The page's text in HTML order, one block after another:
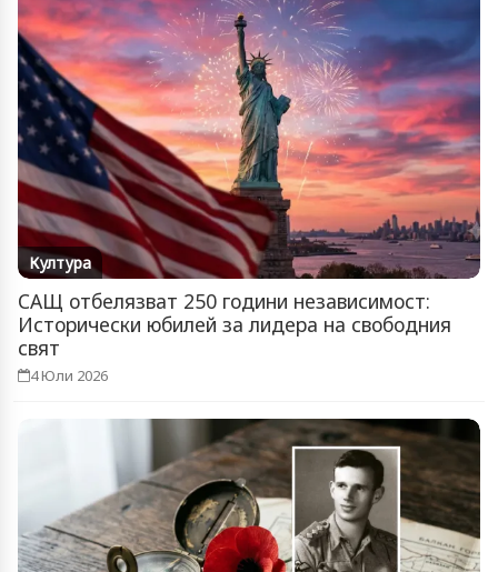
Култура
САЩ отбелязват 250 години независимост:
Исторически юбилей за лидера на свободния
свят
4 Юли 2026